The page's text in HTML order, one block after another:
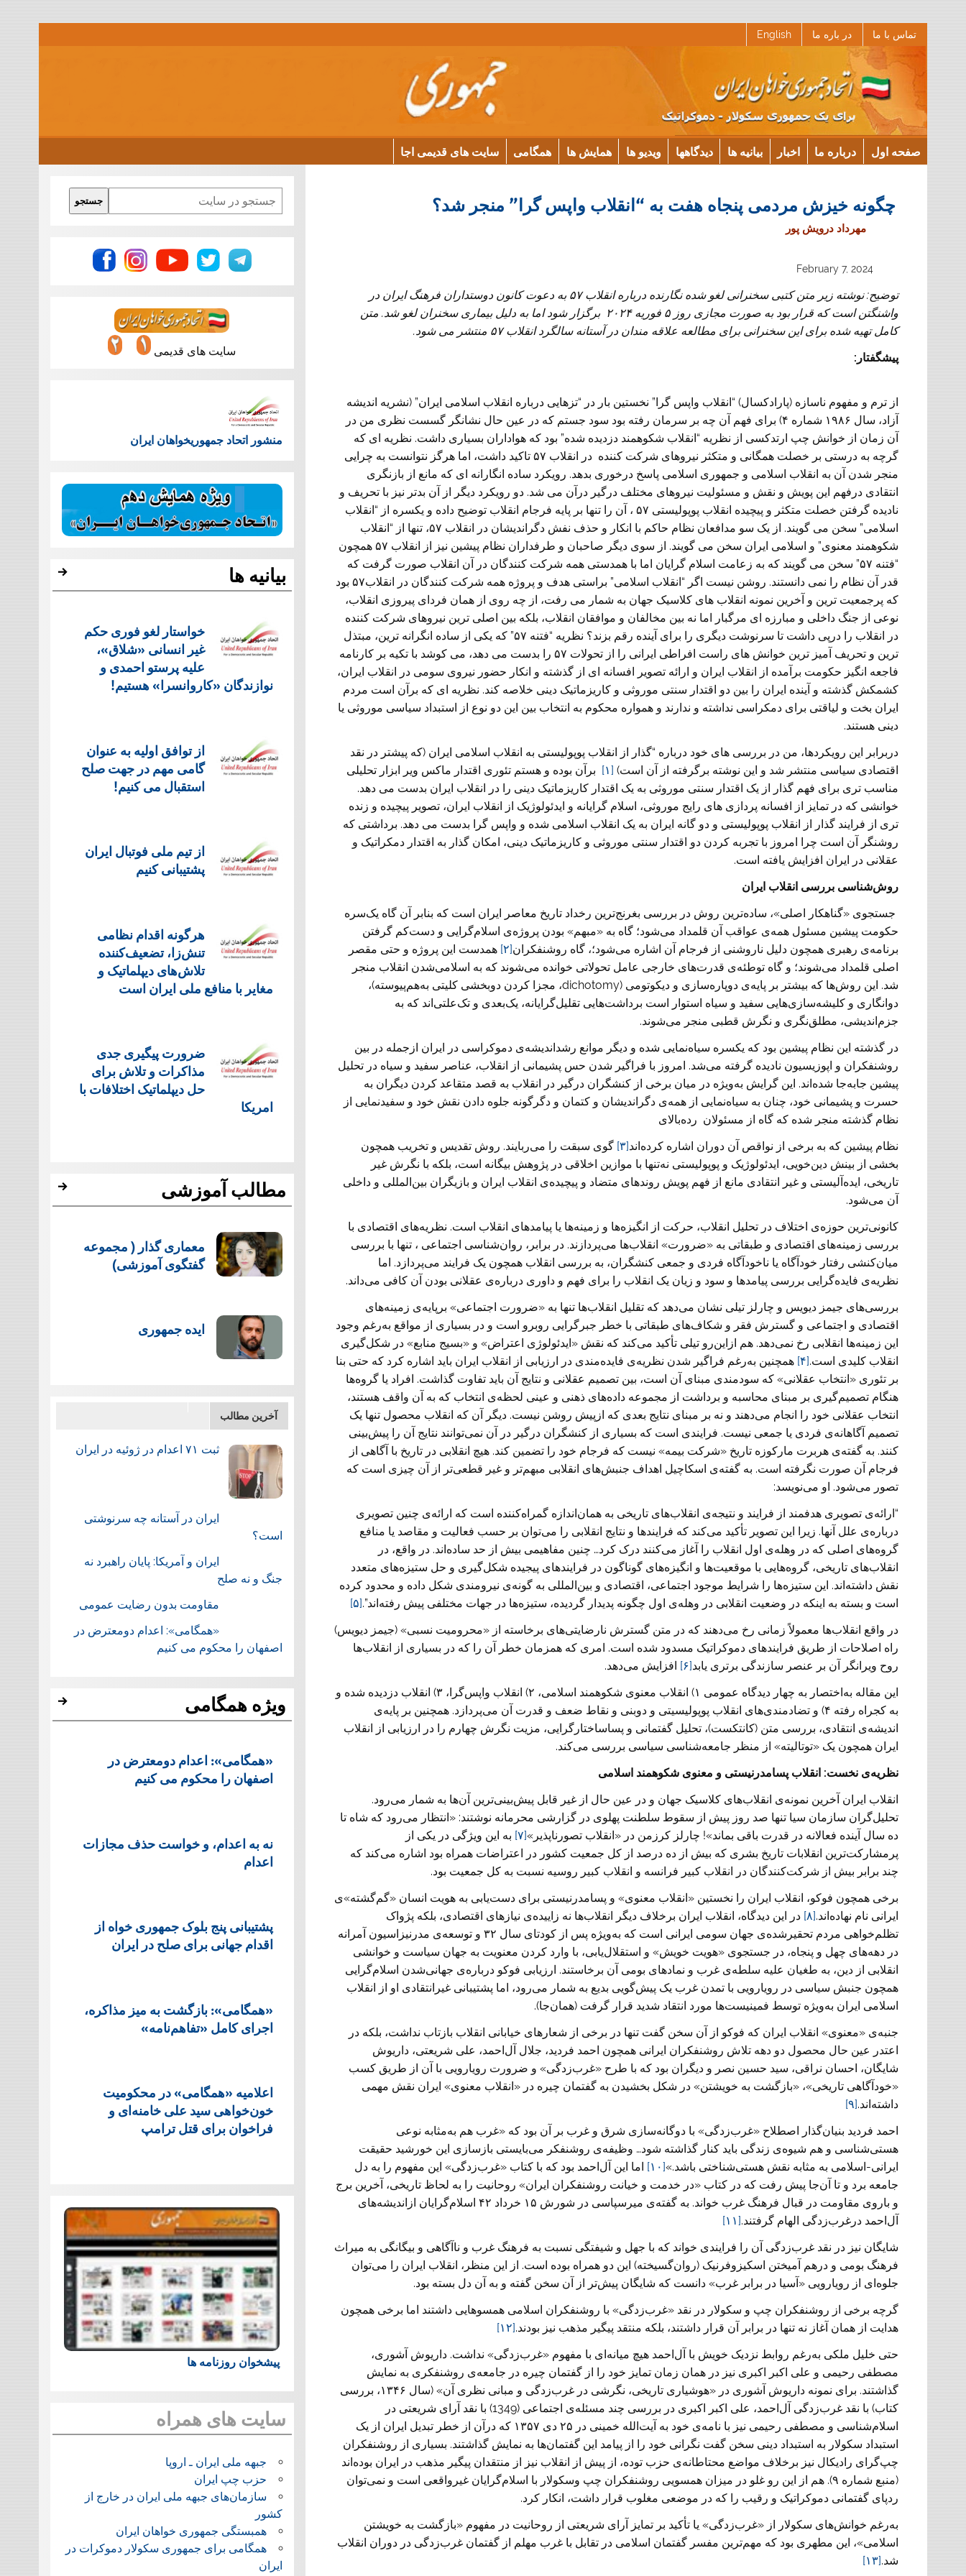
تماس با ما در باره ما English
صفحه اول درباره ما اخبار بیانیه ها دیدگاهها ویدیو ها همایش ها همگامی سایت های قدیمی اجا
چگونه خیزش مردمی پنجاه هفت به “انقلاب واپس گرا” منجر شد؟
مهرداد درویش پور
February 7, 2024
توضیح: نوشته زیر متن کتبی سخنرانی لغو شده نگارنده درباره انقلاب ۵۷ به دعوت کانون دوستداران فرهنگ ایران در
واشنگتن است که قرار بود به صورت مجازی روز ۵ فوریه ۲۰۲۴ برگزار شود اما به دلیل بیماری سخنران لغو شد. متن
کامل تهیه شده برای این سخنرانی برای مطالعه علاقه مندان در آستانه سالگرد انقلاب ۵۷ منتشر می شود.
پیشگفتار:
از ترم و مفهوم ناسازه (پارادکسال) “انقلاب واپس گرا” نخستین بار در “تزهایی درباره انقلاب اسلامی ایران” (نشریه اندیشه
آزاد، سال ۱۹۸۶ شماره ۴) برای فهم آن چه بر سرمان رفته بود سود جستم که در عین حال نشانگر گسست نظری من در
آن زمان از خوانش چپ ارتدکسی از نظریه “انقلاب شکوهمند دزدیده شده” بود که هواداران بسیاری داشت. نظریه ای که
گرچه به درستی بر خصلت همگانی و متکثر نیروهای شرکت کننده در انقلاب ۵۷ تاکید داشت، اما هرگز نتوانست به چرایی
منجر شدن آن به انقلاب اسلامی و جمهوری اسلامی پاسخ درخوری بدهد. رویکرد ساده انگارانه ای که مانع از بازنگری
انتقادی درفهم این پویش و نقش و مسئولیت نیروهای مختلف درگیر درآن می شد. دو رویکرد دیگر از آن بدتر نیز با تحریف و
نادیده گرفتن خصلت متکثر و پیچیده انقلاب پوپولیستی ۵۷ ، آن را تنها بر پایه فرجام انقلاب توضیح داده و یکسره از “انقلاب
اسلامی” سخن می گویند. از یک سو مدافعان نظام حاکم با انکار و حذف نفش دگراندیشان در انقلاب ۵۷، تنها از “انقلاب
شکوهمند معنوی” و اسلامی ایران سخن می گویند. از سوی دیگر صاحبان و طرفداران نظام پیشین نیز از انقلاب ۵۷ همچون
“فتنه ۵۷” سخن می گویند که به زعامت اسلام گرایان اما با همدستی همه شرکت کنندگان در آن انقلاب صورت گرفت که
قدر آن نظام را نمی دانستند. روشن نیست اگر “انقلاب اسلامی” براستی هدف و پروژه همه شرکت کنندگان در انقلاب۵۷ بود
که پرجمعیت ترین و آخرین نمونه انقلاب های کلاسیک جهان به شمار می رفت، از چه روی از همان فردای پیروزی انقلاب،
نوعی از جنگ داخلی و مبارزه ای مرگبار اما نه بین مخالفان و موافقان انقلاب، بلکه بین اصلی ترین نیروهای شرکت کننده
در انقلاب را درپی داشت تا سرنوشت دیگری را برای آینده رقم بزند؟ نظریه “فتنه ۵۷” که یکی از ساده انگرانه ترین، مبتذل
ترین و تحریف آمیز ترین خوانش های راست افراطی ایرانی را از تحولات ۵۷ را بدست می دهد، می کوشد با تکیه بر کارنامه
فاجعه انگیز حکومت برآمده از انقلاب ایران و ارائه تصویر افسانه ای از گذشته و انکار حضور نیروی سومی در انقلاب ایران،
کشمکش گذشته و آینده ایران را بین دو اقتدار سنتی موروثی و کاریزماتیک دینی خلاصه کند. نظریه ای که برآن است مردم
ایران بخت و لیاقتی برای دمکراسی نداشته و ندارند و همواره محکوم به انتخاب بین این دو نوع از استبداد سیاسی موروثی یا
دینی هستند.
دربرابر این رویکردها، من در بررسی های خود درباره “گذار از انقلاب پوپولیستی به انقلاب اسلامی ایران (که پیشتر در نقد
اقتصادی سیاسی منتشر شد و این نوشته برگرفته از آن است) [۱]
برآن بوده و هستم تئوری اقتدار ماکس ویر ابزار تحلیلی
مناسب تری برای فهم گذار از یک اقتدار سنتی موروثی به یک اقتدار کاریزماتیک دینی را در انقلاب ایران بدست می دهد.
خوانشی که در تمایز از افسانه پردازی های رایج موروثی، اسلام گرایانه و ایدئولوژیک از انقلاب ایران، تصویر پیچیده و زنده
تری از فرایند گذار از انقلاب پوپولیستی و دو گانه ایران به یک انقلاب اسلامی شده و واپس گرا بدست می دهد. برداشتی که
روشنگر آن است چرا امروز با تجربه کردن دو اقتدار سنتی موروثی و کاریزماتیک دینی، امکان گذار به اقتدار دمکراتیک و
عقلانی در ایران افزایش یافته است.
روش‌شناسی بررسی انقلاب ایران
جستجوی «گناهکار اصلی»، ساده‌ترین روش در بررسی بغرنج‌ترین رخداد تاریخ معاصر ایران است که بنابر آن گاه یک‌سره
حکومت پیشین مسئول همه‌ی عواقب آن قلمداد می‌شود؛ گاه به «مبهم» بودن پروژه‌ی اسلام‌گرایی و دست‌کم گرفتن
برنامه‌ی رهبری همچون دلیل ناروشنی از فرجام آن اشاره می‌شود؛، گاه روشنفکران[۲]
همدست این پروژه و حتی مقصر
اصلی قلمداد می‌شوند؛ و گاه توطئه‌ی قدرت‌های خارجی عامل تحولاتی خوانده می‌شوند که به اسلامی‌شدن انقلاب منجر
شد. این روش‌ها که بیشتر بر پایه‌ی دوپاره‌سازی و دیکوتومی (dichotomy، مجزا کردن دوبخشی کلیتی به‌هم‌پیوسته)،
دوانگاری و کلیشه‌سازی‌هایی سفید و سیاه استوار است برداشت‌هایی تقلیل‌گرایانه، یک‌بعدی و تک‌علتی‌اند که به
جزم‌اندیشی، مطلق‌نگری و نگرش قطبی منجر می‌شوند.
در گذشته این نظام پیشین بود که یکسره سیاه‌نمایی شده و دیگر موانع رشد‌اندیشه‌ی دموکراسی در ایران ازجمله در بین
روشنفکران و اپوزیسیون نادیده گرفته می‌شد. امروز با فراگیر شدن حس پشیمانی از انقلاب، عناصر سفید و سیاه در تحلیل
پیشین جابه‌جا شده‌اند. این گرایش به‌ویژه در میان برخی از کنشگران درگیر در انقلاب به قصد متقاعد کردن دیگران به
حسرت و پشیمانی خود، چنان به سیاه‌نمایی از همه‌ی دگراندیشان و کتمان و دگرگونه جلوه دادن نقش خود و سفیدنمایی از
نظام گذشته منجر شده که گاه از مسئولان رده‌بالای
نظام پیشین که به برخی از نواقص آن دوران اشاره کرده‌اند[۳]
گوی سبقت را می‌ربایند. روش تقدیس و تخریب همچون
بخشی از بینش دین‌خویی، ایدئولوژیک و پوپولیستی نه‌تنها با موازین اخلاقی در پژوهش بیگانه است، بلکه با نگرش غیر
تاریخی، ایده‌آلیستی و غیر انتقادی مانع از فهم پویش روندهای متضاد و پیچیده‌ی انقلاب ایران و بازیگران بین‌المللی و داخلی
آن می‌شود.
کانونی‌ترین حوزه‌ی اختلاف در تحلیل انقلاب، حرکت از انگیزه‌ها و زمینه‌ها یا پیامدهای انقلاب است. نظریه‌های اقتصادی با
بررسی زمینه‌های اقتصادی و طبقاتی به «ضرورت» انقلاب‌ها می‌پردازند. در برابر، روان‌شناسی اجتماعی ، تنها با بررسی
میان‌کنشی رفتار خودآگاه یا ناخودآگاه فردی و جمعی کنشگران، به بررسی انقلاب همچون یک فرایند می‌پردازد. اما
نظریه‌ی فایده‌گرایی بررسی پیامدها و سود و زیان یک انقلاب را برای فهم و داوری درباره‌ی عقلانی بودن آن کافی می‌داند.
بررسی‌های جیمز دیویس و چارلز تیلی نشان می‌دهد که تقلیل انقلاب‌ها تنها به «ضرورت اجتماعی» برپایه‌ی زمینه‌های
اقتصادی و اجتماعی و گسترش فقر و شکاف‌های طبقاتی با خطر جبرگرایی روبرو است و در بسیاری از مواقع به‌رغم وجود
این زمینه‌ها انقلابی رخ نمی‌دهد. هم ازاین‌رو تیلی تأکید می‌کند که نقش «ایدئولوژی اعتراض» و «بسیج منابع» در شکل‌گیری
انقلاب کلیدی است.[۴]
همچنین به‌رغم فراگیر شدن نظریه‌ی فایده‌مندی در ارزیابی از انقلاب ایران باید اشاره کرد که حتی بنا
بر تئوری «انتخاب عقلانی» که سودمندی مبنای آن است، بین تصمیم عقلانی و نتایج آن باید تفاوت گذاشت. افراد یا گروه‌ها
هنگام تصمیم‌گیری بر مبنای محاسبه و برداشت از مجموعه داده‌های ذهنی و عینی لحظه‌ی انتخاب که به آن واقف هستند،
انتخاب عقلانی خود را انجام می‌دهند و نه بر مبنای نتایج بعدی که ازپیش روشن نیست. دیگر آن که انقلاب محصول تنها یک
تصمیم آگاهانه‌ی فردی یا جمعی نیست. فرایندی است که بسیاری از کنشگران درگیر در آن نمی‌توانند نتایج آن را پیش‌بینی
کنند. به گفته‌ی هربرت مارکوزه تاریخ «شرکت بیمه»‌ نیست که‌ فرجام خود را تضمین کند. هیچ انقلابی در تاریخ با آگاهی از
فرجام آن صورت نگرفته است. به گفته‌ی اسکاچیل اهداف جنبش‌های انقلابی مبهم‌تر و غیر قطعی‌تر از آن چیزی است که
تصور می‌شود. او می‌نویسد:
“ارائه‌ی تصویری هدفمند از فرایند و نتیجه‌ی انقلاب‌های تاریخی به همان‌اندازه گمراه‌کننده است که ارائه‌ی چنین تصویری
درباره‌ی علل آنها. زیرا این تصویر تأکید می‌کند که فرایندها و نتایج انقلابی را می‌توان بر حسب فعالیت و مقاصد یا منافع
گروه‌های اصلی که در وهله‌ی اول انقلاب را آغاز می‌کنند درک کرد… چنین مفاهیمی بیش از حد ساده‌اند. در واقع، در
انقلاب‌های تاریخی، گروه‌هایی با موقعیت‌ها و انگیزه‌های گوناگون در فرایندهای پیجیده شکل‌گیری و حل ستیزه‌های متعدد
نقش داشته‌اند. این ستیزه‌ها را شرایط موجود اجتماعی، اقتصادی و بین‌المللی به گونه‌ی نیرومندی شکل داده و محدود کرده
است و بسته به اینکه در وضعیت انقلابی در وهله‌ی اول چگونه پدیدار گردیده، ستیزه‌ها در جهات مختلفی پیش رفته‌اند”.[۵]
در واقع انقلاب‌ها معمولاً زمانی رخ می‌دهند که در متن گسترش نارضایتی‌های برخاسته از «محرومیت نسبی» (جیمز دیویس)
راه اصلاحات از طریق فرایندهای دموکراتیک مسدود شده است. امری که همزمان خطر آن را که در بسیاری از انقلاب‌ها
روح ویرانگر آن بر عنصر سازندگی برتری یابد[۶]
افزایش می‌دهد.
این مقاله به‌اختصار به چهار دیدگاه عمومی ۱) انقلاب معنوی شکوهمند اسلامی، ۲) انقلاب واپس‌گرا، ۳) انقلاب دزدیده شده و
به کجراه رفته ۴) و تضادمندی‌های انقلاب پوپولیسیتی و دوبنی و نقاط ضعف و قدرت آن می‌پردازد. همچنین بر پایه‌ی
‌اندیشه‌ی انتقادی، بررسی متن (کانتکست)، تحلیل گفتمانی و پساساختارگرایی، مزیت نگرش چهارم را در ارزیابی از انقلاب
ایران همچون یک «توتالیته» از منظر جامعه‌شناسی سیاسی بررسی می‌کند.
نظریه‌ی نخست: انقلاب پسامدرنیستی و معنوی شکوهمند اسلامی
انقلاب ایران آخرین نمونه‌ی انقلاب‌های کلاسیک جهان و در عین حال از غیر قابل پیش‌بینی‌ترین آن‌ها به شمار می‌رود.
تحلیل‌گران سازمان سیا تنها صد روز پیش از سقوط سلطنت پهلوی در گزارشی محرمانه نوشتند: «انتظار می‌رود که شاه تا
ده سال آینده فعالانه در قدرت باقی بماند»! چارلز کرزمن در «انقلاب تصورناپذیر»[۷]
به این ویژگی در یکی از
پرمشارکت‌ترین انقلابات تاریخ بشری که بیش از ده درصد از کل جمعیت کشور در اعتراضات همراه بود اشاره می‌کند که
چند برابر بیش از شرکت‌کنندگان در انقلاب کبیر فرانسه و انقلاب کبیر روسیه نسبت به کل جمعیت بود.
برخی همچون فوکو، انقلاب ایران را نخستین «انقلاب معنوی» و پسامدرنیستی برای دست‌یابی به هویت انسان «گم‌گشته»ی
ایرانی نام نهاده‌اند.[۸]
در این دیدگاه، انقلاب ایران برخلاف دیگر انقلاب‌ها نه زاییده‌ی نیازهای اقتصادی، بلکه پژواک
تظلم‌خواهی مردم تحقیرشده‌ی جهان سومی ایرانی است که به‌ویژه‌ پس از کودتای سال ۳۲ و توسعه‌ی مدرنیزاسیون آمرانه
در دهه‌های چهل و پنجاه، در جستجوی «هویت خویش» و استقلال‌یابی، با وارد کردن معنویت به جهان سیاست و خوانشی
انقلابی از دین، به طغیان علیه سلطه‌ی غرب و نمادهای بومی آن برخاستند. ارزیابی فوکو درباره‌ی جهانی‌شدن اسلام‌گرایی
همچون جنبش سیاسی در رویارویی با تمدن غرب یک پیش‌گویی بدیع به شمار می‌رود، اما پشتیبانی غیرانتقادی او از انقلاب
اسلامی ایران به‌ویژه توسط فمینیست‌ها مورد انتقاد شدید قرار گرفت (همان‌جا).
جنبه‌ی «معنوی» انقلاب ایران که فوکو از آن سخن گفت تنها در برخی از شعارهای خیابانی انقلاب بازتاب نداشت، بلکه در
اعتدر عین حال محصول دو دهه تلاش روشنفکران ایرانی همچون احمد فردید، جلال آل‌احمد، علی شریعتی، داریوش
شایگان، احسان نراقی، سید حسین نصر و دیگران بود که با طرح «غرب‌زدگی» و ضرورت رویارویی با آن از طریق کسب
«خودآگاهی تاریخی»، «بازگشت به خویشتن» در شکل بخشیدن به گفتمان چیره در «انقلاب معنوی» ایران نقش مهمی
داشته‌اند.[۹]
احمد فردید بنیان‌گذار اصطلاح «غرب‌زدگی» با دوگانه‌سازی شرق و غرب بر آن بود که «غرب هم به‌مثابه نوعی
هستی‌شناسی و هم شیوه‌ی زندگی باید کنار گذاشته شود… وظیفه‌ی روشنفکر می‌بایستی بازسازی این خورشید حقیقت
ایرانی-اسلامی به مثابه نقش هستی‌شناختی باشد.»[۱۰]
اما این آل‌احمد بود که با کتاب «غرب‌زدگی» این مفهوم را به دل
جامعه برد و تا آن‌جا پیش رفت که در کتاب «در خدمت و خیانت روشنفکران ایران» روحانیت را به لحاظ تاریخی، آخرین برج
و باروی مقاومت در قبال فرهنگ غرب خواند. به گفته‌ی میرسپاسی در شورش ۱۵ خرداد ۴۲ اسلام‌گرایان از‌اندیشه‌های
آل‌احمد درغرب‌زدگی الهام گرفتند.[۱۱]
شایگان نیز در نقد غرب‌زدگی آن را فرایندی خواند که با جهل و شیفتگی نسبت به فرهنگ غرب و ناآگاهی و بیگانگی به میراث
فرهنگ بومی و درهم آمیختن اسکیزوفرنیک (روان‌گسیخته) این دو همراه بوده است. از این منظر، انقلاب ایران را می‌توان
جلوه‌ای از رویارویی «آسیا در برابر غرب» دانست که شایگان پیش‌تر از آن سخن گفته و به آن دل بسته بود.
گرچه برخی از روشنفکران چپ و سکولار در نقد «غرب‌زدگی» با روشنفکران اسلامی همسوهایی داشتند اما برخی همچون
هدایت از همان آغاز نه تنها در برابر آن قرار داشتند، بلکه منتقد پیگیر مذهب نیز بودند.[۱۲]
حتی خلیل ملکی به‌رغم روابط نزدیک خویش با آل‌احمد هیچ میانه‌ای با مفهوم «غرب‌زدگی» نداشت. داریوش آشوری،
مصطفی رحیمی و علی اکبر اکبری نیز در همان زمان تمایز خود را از گفتمان چیره در جامعه‌ی روشنفکری به نمایش
گذاشتند. برای نمونه داریوش آشوری در «هوشیاری تاریخی، نگرشی در غرب‌زدگی و مبانی نظری آن» (سال ۱۳۴۶، بررسی
کتاب) با نقد غرب‌زدگی آل‌احمد، علی اکبر اکبری در بررسی چند مسئله‌ی اجتماعی (1349) با نقد آرای شریعتی در
اسلام‌شناسی و مصطفی رحیمی نیز با نامه‌ی خود به آیت‌الله خمینی در ۲۵ دی ۱۳۵۷ که درآن از خطر تبدیل ایران از یک
استبداد سکولار به استبداد دینی سخن گفت نگرانی خود را از پیامد این گفتمان‌ها به نمایش گذاشتند. بسیاری از روشنفکران
چپ‌گرای رادیکال نیز برخلاف مواضع محتاطانه‌ی حزب توده، از پیش از انقلاب نیز از منتقدان پیگیر مذهب در ایران بوده‌اند
(منبع شماره ۹). هم از این رو غلو در میزان همسویی روشنفکران چپ وسکولار با اسلام‌گرایان غیرواقعی است و نمی‌توان
ردپای گفتمانی دموکراتیک و رقیب را که در موضعی مغلوب قرار داشت، انکار کرد.
به‌رغم خوانش‌های سکولار از «غرب‌زدگی» یا تأکید بر تمایز آرای شریعتی از روحانیت در مفهوم «بازگشت به خویشتن
اسلامی»، این مطهری بود که مهم‌ترین مفسر گفتمان اسلامی در تقابل با غرب مهلم از گفتمان غرب‌زدگی در دوران انقلاب
شد.[۱۳]
Search
جستجو
سایت های قدیمی
منشور اتحاد جمهوریخواهان ایران
بیانیه ها
خواستار لغو فوری حکم
غیر انسانی «شلاق»،
علیه پرستو احمدی و
نوازندگان «کاروانسرا» هستیم!
از توافق اولیه به عنوان
گامی مهم در جهت صلح
استقبال می کنیم!
از تیم ملی فوتبال ایران
پشتیبانی کنیم
هرگونه اقدام نظامی
تنش‌زا، تضعیف‌کننده
تلاش‌های دیپلماتیک و
مغایر با منافع ملی ایران است
ضرورت پیگیری جدی
مذاکرات و تلاش برای
حل دیپلماتیک اختلافات با
امریکا
مطالب آموزشی
معماری گذار ( مجموعه
گفتگوی آموزشی)
ایده جمهوری
آخرین مطالب
ثبت ۷۱ اعدام در ژوئيه در ایران
ایران در آستانه چه سرنوشتی
است؟
ایران و آمریکا: پایان راهبرد نه
جنگ و نه صلح
مقاومت بدون رضایت عمومی
«همگامی»: اعدام دومعترض در
اصفهان را محکوم می کنیم
ویژه همگامی
«همگامی»: اعدام دومعترض در
اصفهان را محکوم می کنیم
نه به اعدام، و خواست حذف مجازات
اعدام
پشتيبانی پنج بلوک جمهوری خواه از
اقدام جهانی برای صلح در ایران
«همگامی»: بازگشت به میز مذاکره،
اجرای کامل «تفاهم‌نامه»
اعلامیه «همگامی» در محکومیت
خون‌خواهی سید علی خامنه‌ای و
فراخوان برای قتل ترامپ
پیشخوان روزنامه ها
سایت های همراه
جبهه ملی ایران ـ اروپا
حزب چپ ایران
سازمان‌های جبهه ملی ایران در خارج از
کشور
همبستگی جمهوری خواهان ایران
همگامی برای جمهوری سکولار دموکرات در
ایران